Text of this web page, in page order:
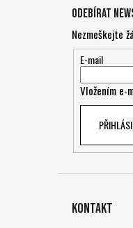
Odebírat
Nezmeškejte
E-mail
Vložením e-
Kontakt